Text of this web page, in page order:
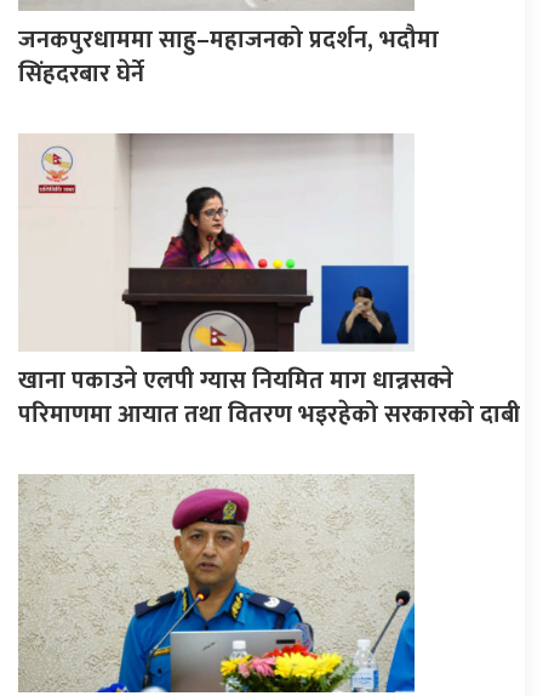
जनकपुरधाममा साहु–महाजनको प्रदर्शन, भदौमा
सिंहदरबार घेर्ने
खाना पकाउने एलपी ग्यास नियमित माग धान्नसक्ने
परिमाणमा आयात तथा वितरण भइरहेको सरकारको दाबी